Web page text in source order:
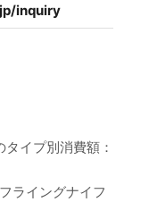
inquiry
イプ別消費額：
ライングナイフ